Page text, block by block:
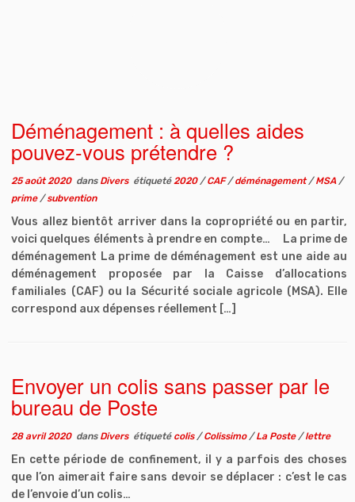
Déménagement : à quelles aides
pouvez-vous prétendre ?
25 août 2020dans Divers étiqueté2020 /CAF/déménagement/MSA /
prime /subvention
Vous allez bientôt arriver dans la copropriété ou en partir,
voici quelques éléments à prendre en compte… La prime de
déménagement La prime de déménagement est une aide au
déménagement proposée par la Caisse d’allocations
familiales (CAF) ou la Sécurité sociale agricole (MSA). Elle
correspond aux dépenses réellement […]
Envoyer un colis sans passer par le
bureau de Poste
28 avril 2020dans Divers étiqueté colis /Colissimo /La Poste /lettre
En cette période de confinement, il y a parfois des choses
que l’on aimerait faire sans devoir se déplacer : c’est le cas
de l’envoie d’un colis…